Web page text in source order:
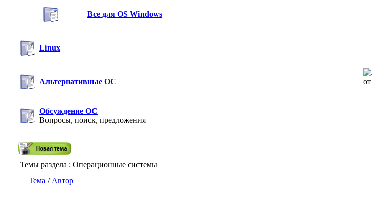
Все для OS Windows
Linux
Альтернативные ОС
от
Обсуждение ОС
Вопросы, поиск, предложения
Темы раздела : Операционные системы
Тема / Автор